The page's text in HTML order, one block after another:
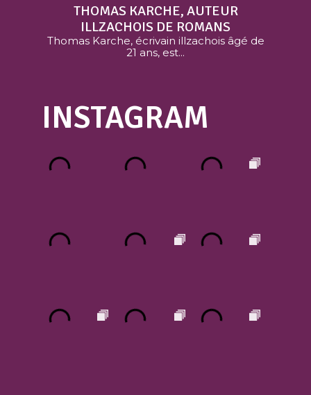
THOMAS KARCHE, AUTEUR
ILLZACHOIS DE ROMANS
Thomas Karche, écrivain illzachois âgé de
21 ans, est...
INSTAGRAM